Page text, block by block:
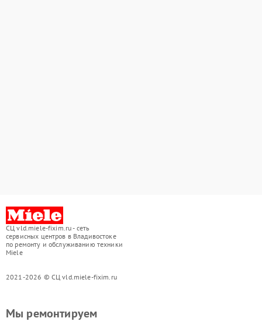
СЦ vld.miele-fixim.ru - сеть
сервисных центров в Владивостоке
по ремонту и обслуживанию техники
Miele
2021-2026 © СЦ vld.miele-fixim.ru
Мы ремонтируем